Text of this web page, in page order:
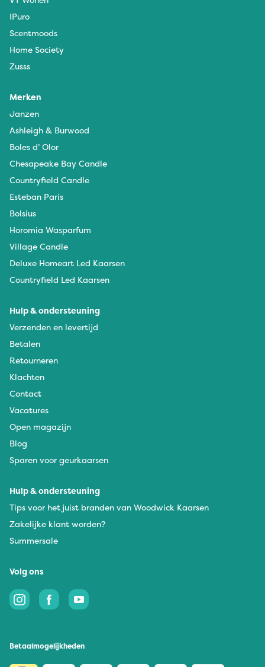
IPuro
Scentmoods
Home Society
Zusss
Merken
Janzen
Ashleigh & Burwood
Boles d’ Olor
Chesapeake Bay Candle
Countryfield Candle
Esteban Paris
Bolsius
Horomia Wasparfum
Village Candle
Deluxe Homeart Led Kaarsen
Countryfield Led Kaarsen
Hulp & ondersteuning
Verzenden en levertijd
Betalen
Retourneren
Klachten
Contact
Vacatures
Open magazijn
Blog
Sparen voor geurkaarsen
Hulp & ondersteuning
Tips voor het juist branden van Woodwick Kaarsen
Zakelijke klant worden?
Summersale
Volg ons
Betaalmogelijkheden